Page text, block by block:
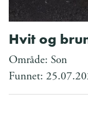
Hvit og
Område: Son
Funnet: